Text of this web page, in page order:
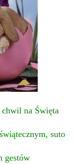
na Święta
suto
gestów